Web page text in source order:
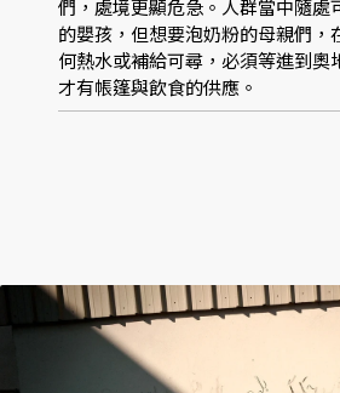
們，處境更顯危急。人群當中隨處
的嬰孩，但想要泡奶粉的母親們，
何熱水或補給可尋，必須等進到奧
才有帳篷與飲食的供應。